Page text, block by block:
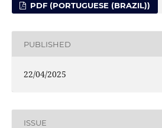
PDF (PORTUGUESE (BRAZIL))
PUBLISHED
22/04/2025
ISSUE